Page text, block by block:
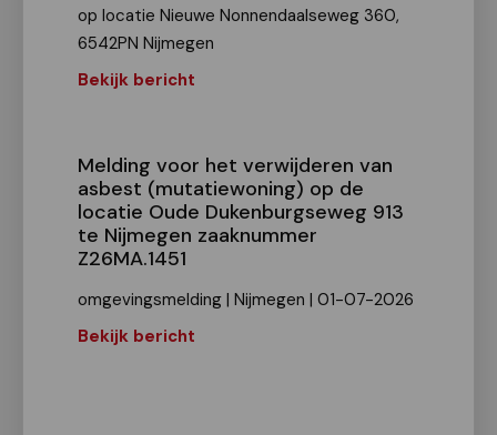
op locatie Nieuwe Nonnendaalseweg 360,
6542PN Nijmegen
Bekijk bericht
Melding voor het verwijderen van
asbest (mutatiewoning) op de
locatie Oude Dukenburgseweg 913
te Nijmegen zaaknummer
Z26MA.1451
omgevingsmelding | Nijmegen | 01-07-2026
Bekijk bericht